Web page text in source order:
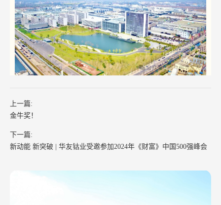
上一篇:
金牛奖！
下一篇:
新动能 新突破 | 华友钴业受邀参加2024年《财富》中国500强峰会